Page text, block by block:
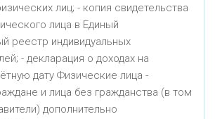
лиц; - копия свидетельства
лица в Единый
реестр индивидуальных
- декларация о доходах на
дату Физические лица -
и лица без гражданства (в том
дополнительно